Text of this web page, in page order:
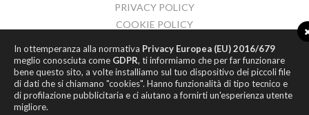
PRIVACY POLICY
COOKIE POLICY
In ottemperanza alla normativa Privacy Europea (EU) 2016/679
meglio conosciuta come GDPR, ti informiamo che per far funzionare
bene questo sito, a volte installiamo sul tuo dispositivo dei piccoli file
di dati che si chiamano "cookies". Hanno funzionalità di tipo tecnico e
di profilazione pubblicitaria e ci aiutano a fornirti un'esperienza utente
migliore.